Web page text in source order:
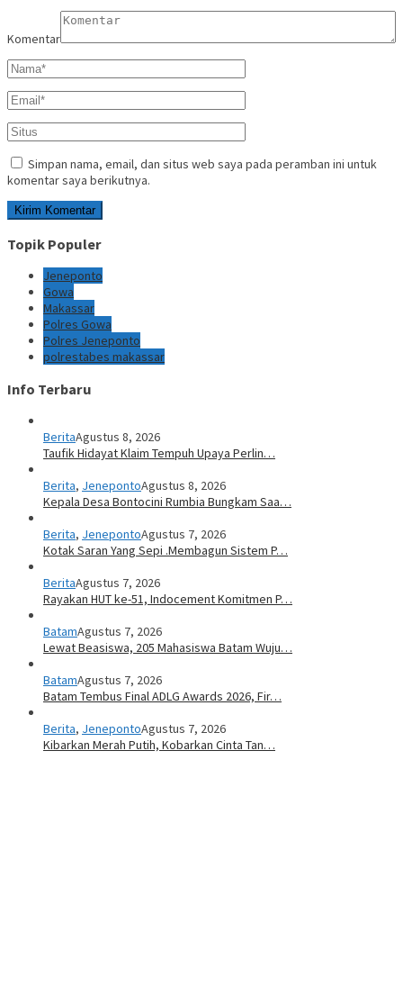
Komentar
Simpan nama, email, dan situs web saya pada peramban ini untuk
komentar saya berikutnya.
Topik Populer
Jeneponto
Gowa
Makassar
Polres Gowa
Polres Jeneponto
polrestabes makassar
Info Terbaru
BeritaAgustus 8, 2026
Taufik Hidayat Klaim Tempuh Upaya Perlin…
Berita, JenepontoAgustus 8, 2026
Kepala Desa Bontocini Rumbia Bungkam Saa…
Berita, JenepontoAgustus 7, 2026
Kotak Saran Yang Sepi .Membagun Sistem P…
BeritaAgustus 7, 2026
Rayakan HUT ke-51, Indocement Komitmen P…
BatamAgustus 7, 2026
Lewat Beasiswa, 205 Mahasiswa Batam Wuju…
BatamAgustus 7, 2026
Batam Tembus Final ADLG Awards 2026, Fir…
Berita, JenepontoAgustus 7, 2026
Kibarkan Merah Putih, Kobarkan Cinta Tan…